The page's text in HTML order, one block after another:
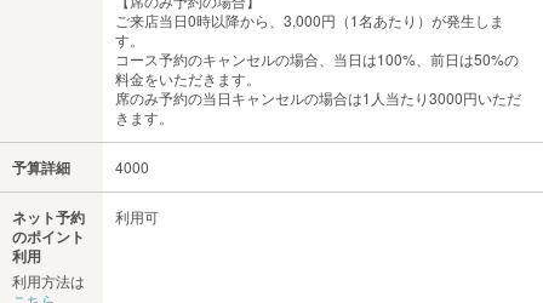
ご来店当日0時以降から、3,000円（1名あたり）が発生しま
す。
コース予約のキャンセルの場合、当日は100%、前日は50%の
料金をいただきます。
席のみ予約の当日キャンセルの場合は1人当たり3000円いただ
きます。
予算詳細 4000
ネット予約
のポイント
利用
利用方法は
利用可